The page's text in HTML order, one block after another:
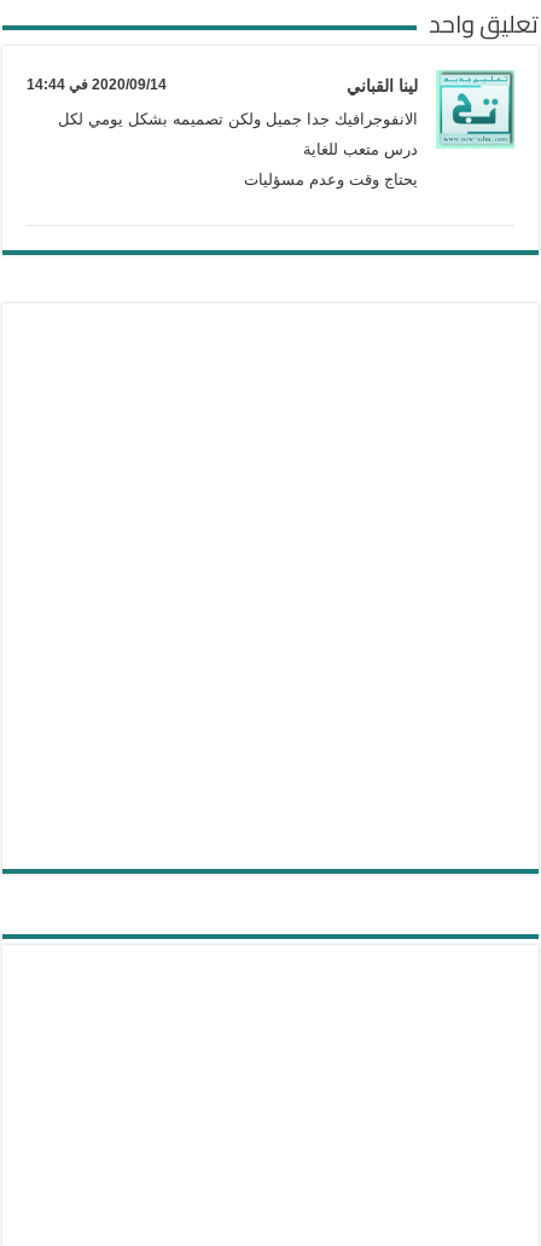
تعليق واحد
لينا القباني 2020/09/14 في 14:44
الانفوجرافيك جدا جميل ولكن تصميمه بشكل يومي لكل
درس متعب للغاية
يحتاج وقت وعدم مسؤليات